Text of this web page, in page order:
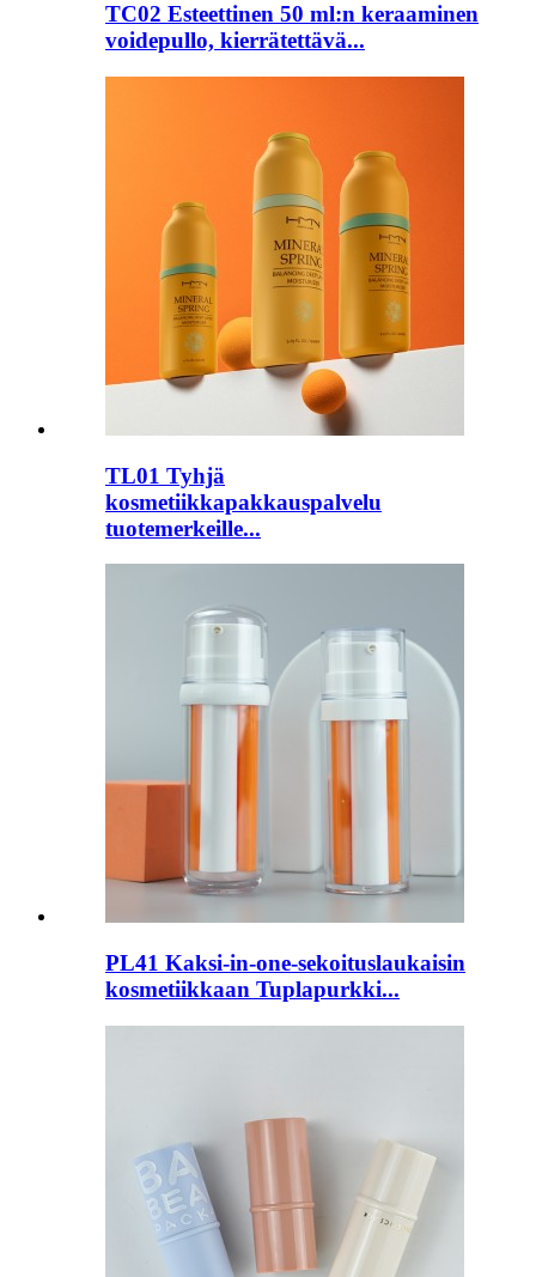
TC02 Esteettinen 50 ml:n keraaminen
voidepullo, kierrätettävä...
TL01 Tyhjä
kosmetiikkapakkauspalvelu
tuotemerkeille...
PL41 Kaksi-in-one-sekoituslaukaisin
kosmetiikkaan Tuplapurkki...